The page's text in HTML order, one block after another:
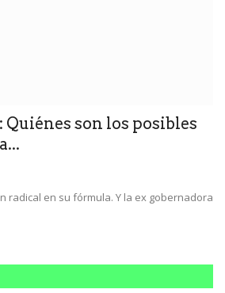
Quiénes son los posibles
radical en su fórmula. Y la ex gobernadora